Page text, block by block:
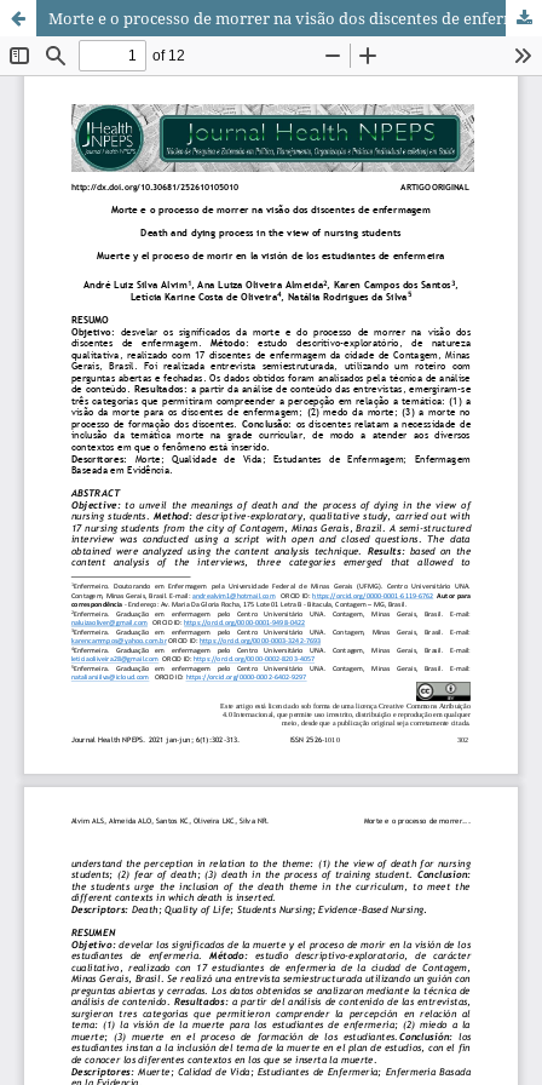
Morte e o processo de morrer na visão dos discentes de enfermagem/ Death and dying process in the view of nursing students/ Muerte y el proceso de morir en la visión de los estudiantes de enfermeira